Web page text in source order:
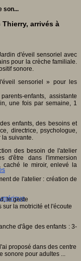
son...
arrivés à
d'éveil sensoriel avec
pour la crèche familiale.
sonore.
sensoriel » pour les
enfants, assistante
une fois par semaine, 1
enfants, des besoins et
directrice, psychologue,
la suivante.
des besoin de l'atelier
d'être dans l'immersion
caché le miroir, enlevé la
de l'atelier : création de
le geste
sur la motricité et l'écoute
d'âge des enfants : 3-
proposé dans des centre
sonore pour adultes ...